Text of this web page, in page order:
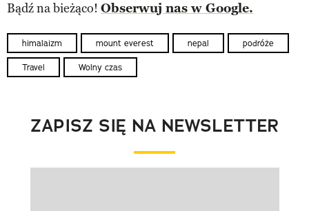
Bądź na bieżąco! Obserwuj nas w Google.
himalaizm mount everest nepal podróże
Travel Wolny czas
ZAPISZ SIĘ NA NEWSLETTER